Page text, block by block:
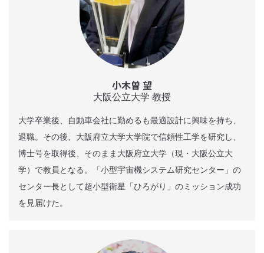
小木曽 望
大阪公立大学 教授
大学卒業後、自動車会社に勤めるも最適設計に興味を持ち、
退職。その後、大阪府立大学大学院で信頼性工学を研究し、
博士号を取得後、そのまま大阪府立大学（現・大阪公立大
学）で教員となる。「小型宇宙機システム研究センター」の
センター長として超小型衛星「ひろがり」のミッション成功
を見届けた。